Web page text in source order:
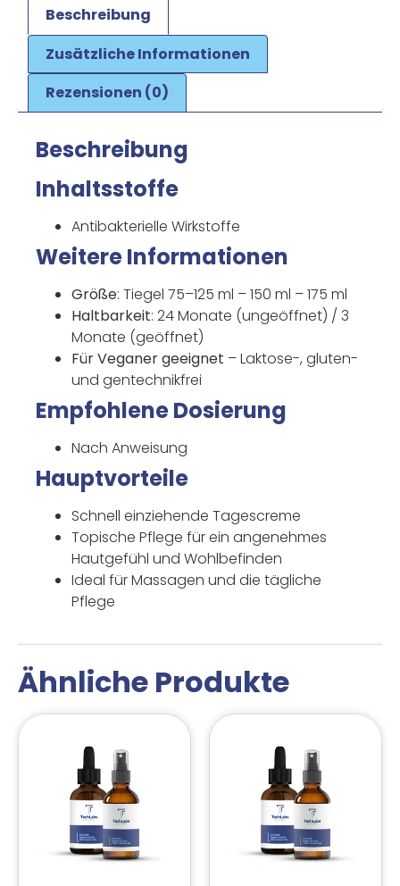
Beschreibung
Zusätzliche Informationen
Rezensionen (0)
Beschreibung
Inhaltsstoffe
Antibakterielle Wirkstoffe
Weitere Informationen
Größe: Tiegel 75–125 ml – 150 ml – 175 ml
Haltbarkeit: 24 Monate (ungeöffnet) / 3
Monate (geöffnet)
Für Veganer geeignet – Laktose-, gluten-
und gentechnikfrei
Empfohlene Dosierung
Nach Anweisung
Hauptvorteile
Schnell einziehende Tagescreme
Topische Pflege für ein angenehmes
Hautgefühl und Wohlbefinden
Ideal für Massagen und die tägliche
Pflege
Ähnliche Produkte